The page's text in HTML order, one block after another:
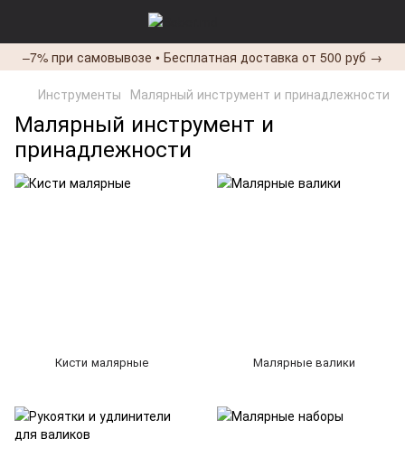
–7% при самовывозе • Бесплатная доставка от 500 руб →
Инструменты Малярный инструмент и принадлежности
Малярный инструмент и
принадлежности
Кисти малярные Малярные валики